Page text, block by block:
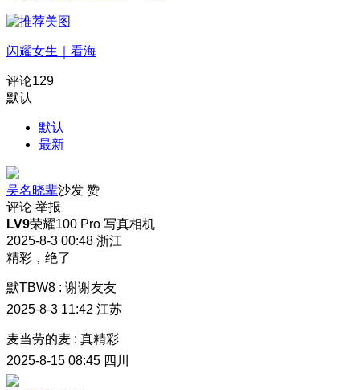
闪耀女生｜看海
评论129
默认
默认
最新
吴名晓辈沙发 赞
评论 举报
LV9荣耀100 Pro 写真相机
2025-8-3 00:48 浙江
精彩，绝了
默TBW8 : 谢谢友友
2025-8-3 11:42 江苏
麦当劳的麦 : 真精彩
2025-8-15 08:45 四川